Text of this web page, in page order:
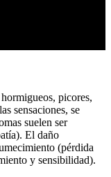
picores,
sensaciones, se
suelen ser
El daño
(pérdida
y sensibilidad).